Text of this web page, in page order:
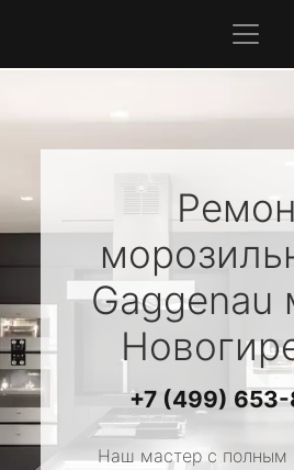
Gaggenau
+7 (499)
Наш мастер с полным